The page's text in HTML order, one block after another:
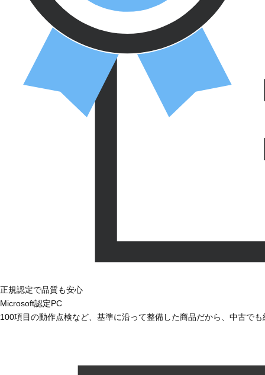
正規認定で品質も安心
Microsoft認定PC
100項目の動作点検など、基準に沿って整備した商品だから、中古で